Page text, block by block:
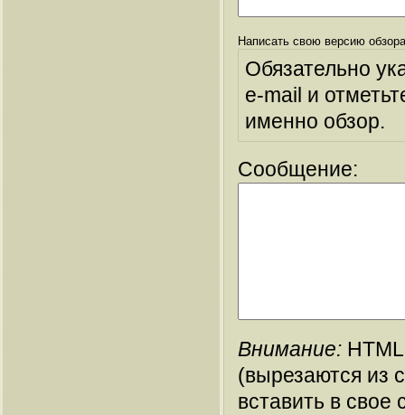
Написать свою версию
Обязательно
e-mail и
именно обзор.
Сообщение:
Внимание:
(вырезаются из
вставить в